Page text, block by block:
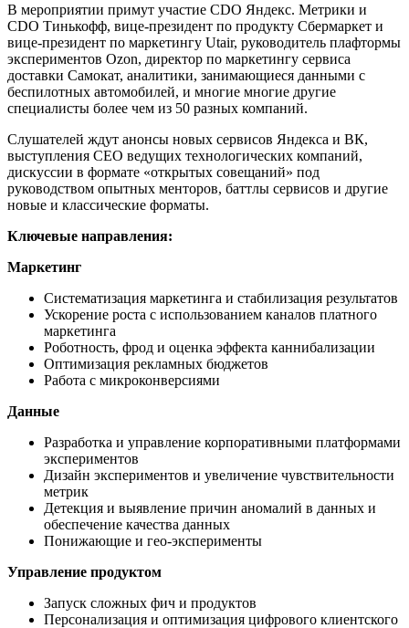
В мероприятии примут участие CDO Яндекс. Метрики и
CDO Тинькофф, вице-президент по продукту Сбермаркет и
вице-президент по маркетингу Utair, руководитель плафтормы
экспериментов Ozon, директор по маркетингу сервиса
доставки Самокат, аналитики, занимающиеся данными с
беспилотных автомобилей, и многие многие другие
специалисты более чем из 50 разных компаний.
Слушателей ждут анонсы новых сервисов Яндекса и ВК,
выступления СЕО ведущих технологических компаний,
дискуссии в формате «открытых совещаний» под
руководством опытных менторов, баттлы сервисов и другие
новые и классические форматы.
Ключевые направления:
Маркетинг
Систематизация маркетинга и стабилизация результатов
Ускорение роста с использованием каналов платного
маркетинга
Роботность, фрод и оценка эффекта каннибализации
Оптимизация рекламных бюджетов
Работа с микроконверсиями
Данные
Разработка и управление корпоративными платформами
экспериментов
Дизайн экспериментов и увеличение чувствительности
метрик
Детекция и выявление причин аномалий в данных и
обеспечение качества данных
Понижающие и гео-эксперименты
Управление продуктом
Запуск сложных фич и продуктов
Персонализация и оптимизация цифрового клиентского